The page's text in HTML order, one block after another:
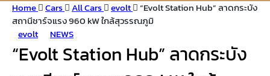
Home Cars All Cars evolt
“Evolt Station Hub” ลาดกระบัง
สถานีชาร์จแรง 960 kW ใกล้สุวรรณภูมิ
evolt
NEWS
“Evolt Station Hub” ลาดกระบัง